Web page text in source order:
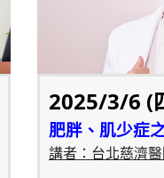
2025/3/6 (
肥胖、肌少症
講者：台北慈濟